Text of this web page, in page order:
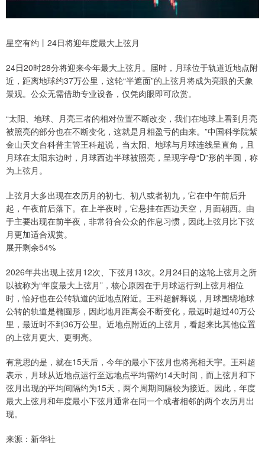
星空有约丨24日将迎年度最大上弦月
24日20时28分将迎来今年最大上弦月。届时，月球位于轨道近地点附
近，距离地球约37万公里，这轮“半遮面”的上弦月将成为亮眼的天象
景观。公众无需借助专业设备，仅凭肉眼即可欣赏。
“太阳、地球、月亮三者的相对位置不断改变，我们在地球上看到月亮
被照亮的部分也在不断变化，这就是月相盈亏的由来。”中国科学院紫
金山天文台科普主管王科超说，当太阳、地球与月球连线呈直角，且
月球在太阳东边时，月球西边半球被照亮，呈现字母“D”形的半圆，称
为上弦月。
上弦月大多出现在农历月的初七、初八或者初九，它在中午前后升
起，午夜前后落下。在上半夜时，它悬挂在西边天空，月面朝西。由
于主要出现在前半夜，非常符合公众的作息习惯，因此上弦月比下弦
月更加适合观赏。
展开剩余54%
2026年共出现上弦月12次、下弦月13次。2月24日的这轮上弦月之所
以被称为“年度最大上弦月”，核心原因在于月球运行到上弦月相位
时，恰好也在公转轨道的近地点附近。王科超解释说，月球围绕地球
公转的轨道是椭圆形，因此地月距离会不断变化，最远时超过40万公
里，最近时不到36万公里。近地点附近的上弦月，看起来比其他位置
的上弦月更大、更明亮。
有意思的是，就在15天后，今年的最小下弦月也将亮相天宇。王科超
表示，月球从近地点运行至远地点平均需约14天时间，而上弦月和下
弦月出现的平均间隔约为15天，两个周期间隔较为接近。因此，年度
最大上弦月和年度最小下弦月通常在同一个或者相邻的两个农历月出
现。
来源：新华社